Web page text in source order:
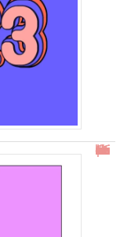
16h16 : comprendre l’heure miroir